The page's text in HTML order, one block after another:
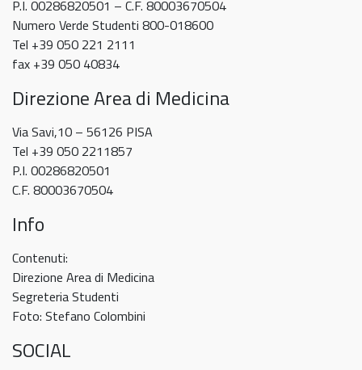
P.I. 00286820501 – C.F. 80003670504
Numero Verde Studenti 800-018600
Tel +39 050 221 2111
fax +39 050 40834
Direzione Area di Medicina
Via Savi,10 – 56126 PISA
Tel +39 050 2211857
P.I. 00286820501
C.F. 80003670504
Info
Contenuti:
Direzione Area di Medicina
Segreteria Studenti
Foto: Stefano Colombini
SOCIAL